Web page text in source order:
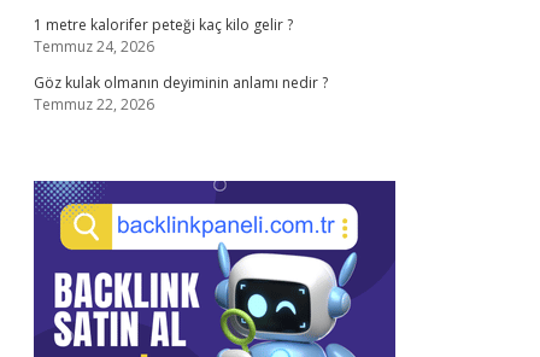
1 metre kalorifer peteği kaç kilo gelir ?
Temmuz 24, 2026
Göz kulak olmanın deyiminin anlamı nedir ?
Temmuz 22, 2026